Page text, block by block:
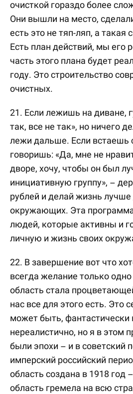
очисткой гораздо более
Они вышли на место,
есть это не тяп-ляп, а такая
Есть план действий, мы его
часть этого плана будет
году. Это строительство
очистных.
21. Если лежишь на диване,
так, все не так», но ничего
лежи дальше. Если встаешь
говоришь: «Да, мне не
дворе, хочу, чтобы он был
инициативную группу», –
рублей и делай жизнь лучше
окружающих. Эта
людей, которые активны и
личную и жизнь своих
22. В завершение вот что
всегда желание только
область стала
нас все для этого есть. Это
может быть, фантастически
нереалистично, но я в этом
были эпохи – и в советский
имперский российский
область создана в 1918 год
область гремела на всю